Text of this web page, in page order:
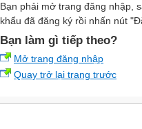
Bạn phải mở trang đăng nhập,
khẩu đã đăng ký rồi nhấn nút
Bạn làm gì tiếp theo?
Mở trang đăng nhập
Quay trở lại trang trước